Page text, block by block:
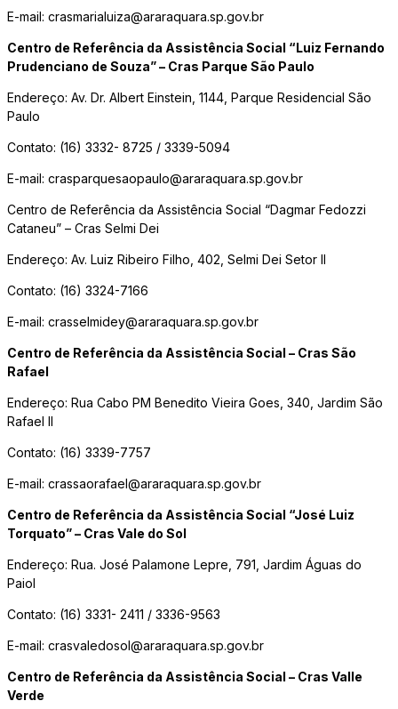
E-mail: crasmarialuiza@araraquara.sp.gov.br
Centro de Referência da Assistência Social “Luiz Fernando
Prudenciano de Souza” – Cras Parque São Paulo
Endereço: Av. Dr. Albert Einstein, 1144, Parque Residencial São
Paulo
Contato: (16) 3332- 8725 / 3339-5094
E-mail: crasparquesaopaulo@araraquara.sp.gov.br
Centro de Referência da Assistência Social “Dagmar Fedozzi
Cataneu” – Cras Selmi Dei
Endereço: Av. Luiz Ribeiro Filho, 402, Selmi Dei Setor II
Contato: (16) 3324-7166
E-mail: crasselmidey@araraquara.sp.gov.br
Centro de Referência da Assistência Social – Cras São
Rafael
Endereço: Rua Cabo PM Benedito Vieira Goes, 340, Jardim São
Rafael II
Contato: (16) 3339-7757
E-mail: crassaorafael@araraquara.sp.gov.br
Centro de Referência da Assistência Social “José Luiz
Torquato” – Cras Vale do Sol
Endereço: Rua. José Palamone Lepre, 791, Jardim Águas do
Paiol
Contato: (16) 3331- 2411 / 3336-9563
E-mail: crasvaledosol@araraquara.sp.gov.br
Centro de Referência da Assistência Social – Cras Valle
Verde